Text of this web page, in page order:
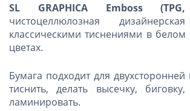
SL GRAPHICA Emboss(TPG,
чистоцеллюлозная
классическими тиснениями в
цветах.
Бумага подходит для
тиснить, делать высечку,
ламинировать.